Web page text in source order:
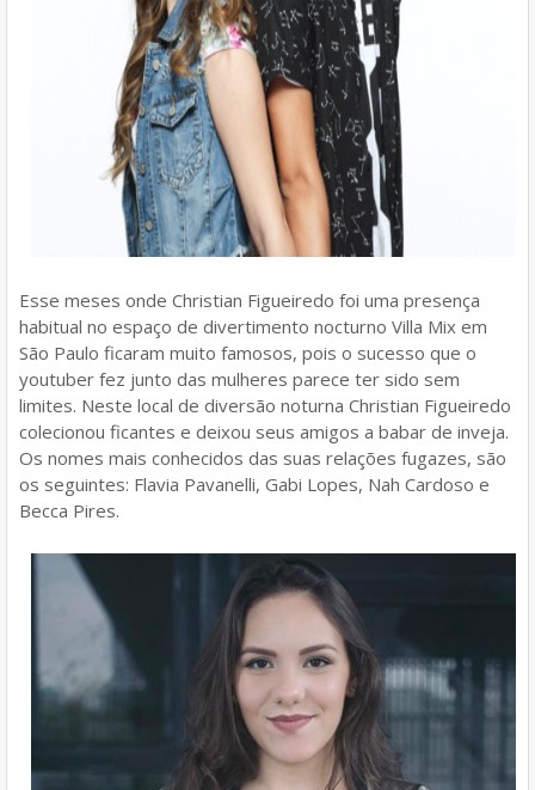
Esse meses onde Christian Figueiredo foi uma presença
habitual no espaço de divertimento nocturno Villa Mix em
São Paulo ficaram muito famosos, pois o sucesso que o
youtuber fez junto das mulheres parece ter sido sem
limites. Neste local de diversão noturna Christian Figueiredo
colecionou ficantes e deixou seus amigos a babar de inveja.
Os nomes mais conhecidos das suas relações fugazes, são
os seguintes: Flavia Pavanelli, Gabi Lopes, Nah Cardoso e
Becca Pires.